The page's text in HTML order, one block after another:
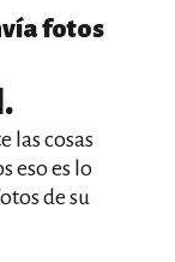
fotos
las cosas
eso es lo
de su